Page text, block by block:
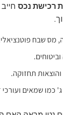
רכישת נכס
מס שבח
והוצאות תחזוקה.
כמו שמאים ועורכי